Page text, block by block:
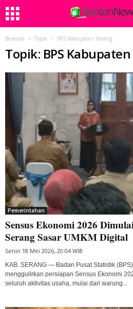
Beranda Topik BPS Kabupaten Serang
Topik: BPS
Pemerintahan
Sensus Ekonomi 2026
Serang Sasar UMKM Digital
Senin 18 Mei 2026, 20:04 WIB
KAB. SERANG — Badan Pusat Statistik
menggulirkan persiapan Sensus Ekonomi
seluruh aktivitas usaha, mulai dari warung...